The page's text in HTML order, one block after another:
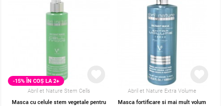
-15% ÎN COȘ LA 2+
Abril et Nature Stem Cells
Masca cu celule stem vegetale pentru
Abril et Nature Extra Volume
Masca fortificare si mai mult volum